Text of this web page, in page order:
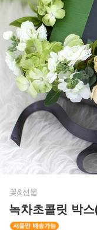
꽃&선물
녹차초콜릿 박